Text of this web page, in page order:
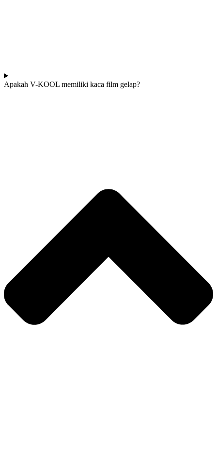
Apakah V-KOOL memiliki kaca film gelap?